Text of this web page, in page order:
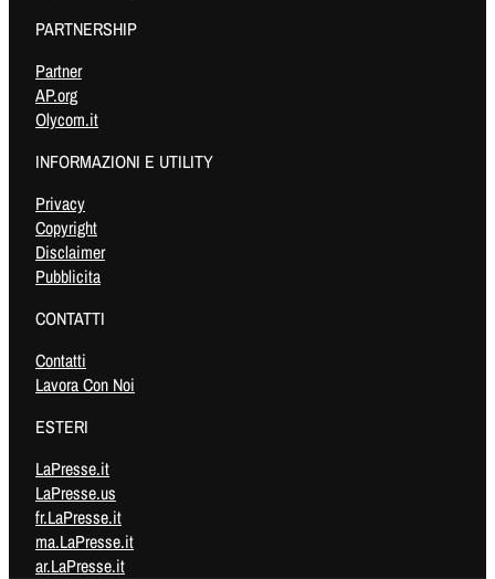
PARTNERSHIP
Partner
AP.org
Olycom.it
INFORMAZIONI E UTILITY
Privacy
Copyright
Disclaimer
Pubblicita
CONTATTI
Contatti
Lavora Con Noi
ESTERI
LaPresse.it
LaPresse.us
fr.LaPresse.it
ma.LaPresse.it
ar.LaPresse.it